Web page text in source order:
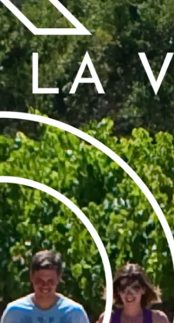
2026 - 08 août 2026
Oenologie
terroir
du Vinsobres
01:00
2026 Produits du terroir
rosé